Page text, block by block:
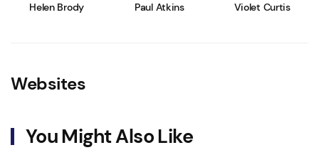
Helen Brody Paul Atkins Violet Curtis
Websites
You Might Also Like